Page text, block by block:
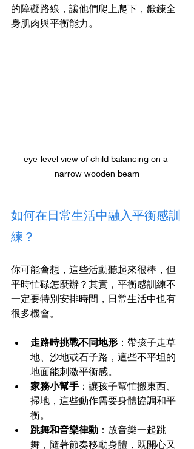
的障礙路線，讓他們爬上爬下，鍛鍊全
身肌肉與平衡能力。
eye-level view of child balancing on a
narrow wooden beam
如何在日常生活中融入平衡感訓
練？
你可能會想，這些活動聽起來很棒，但
平時忙碌怎麼辦？其實，平衡感訓練不
一定要特別安排時間，日常生活中也有
很多機會。
走路時挑戰不同地形 ：帶孩子走草
地、沙地或石子路，這些不平坦的
地面能刺激平衡感。
家務小幫手 ：讓孩子幫忙搬東西、
掃地，這些動作需要身體協調和平
衡。
跳舞和音樂律動 ：放音樂一起跳
舞，隨著節奏移動身體，既開心又